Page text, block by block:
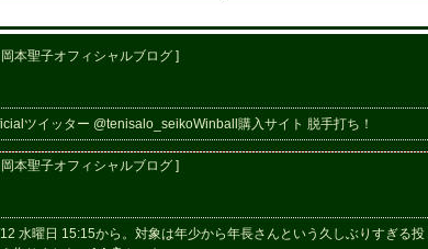
本聖子オフィシャルブログ ]
ツイッター @tenisalo_seikoWinball購入サイト 脱手打ち！
本聖子オフィシャルブログ ]
水曜日 15:15から。対象は年少から年長さんという久しぶりすぎる投